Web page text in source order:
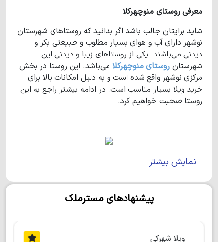
معرفی روستای منوچهرکلا
شاید برایتان جالب باشد اگر بدانید که روستاهای شهرستان
نوشهر دارای آب و هوای بسیار مطلوب و طبیعتی بکر و
دیدنی می‌باشند. یکی از روستاهای زیبا و دیدنی این
شهرستان روستای منوچهرکلا می‌باشد. این روستا در بخش
مرکزی نوشهر واقع شده است و به دلیل امکانات بالا برای
خرید ویلا بسیار مناسب است. در ادامه بیشتر راجع به این
روستا صحبت خواهیم کرد.
ویژگی‌هایروستای منوچهرکلا
لازم است بدانید کهروستای منوچهرکلاروستایی تاریخی
رویان می‌باشد و به همین دلیل دید مطلوبی به جنگل را
نمایش بیشتر
پیشنهادهای مسترملک
ویلا شهرکی